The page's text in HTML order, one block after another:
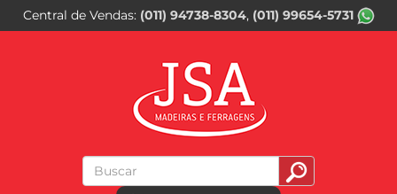
Central de Vendas (011) 94738-8304 (011) 99654-5731